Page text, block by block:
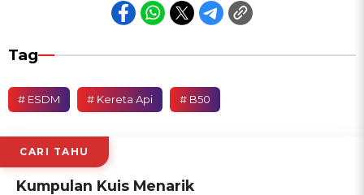
Tag
# ESDM # Kereta Api # B50
CARI TAHU
Kumpulan Kuis Menarik